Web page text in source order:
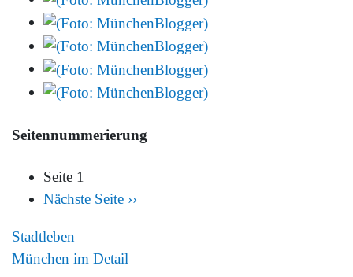
Seitennummerierung
Seite 1
Nächste Seite ››
Stadtleben
München im Detail